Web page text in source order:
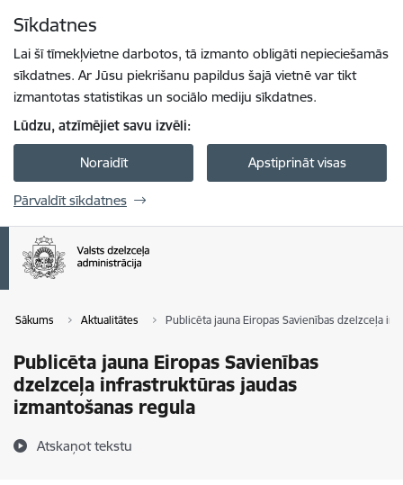
Sīkdatnes
Lai šī tīmekļvietne darbotos, tā izmanto obligāti nepieciešamās
sīkdatnes. Ar Jūsu piekrišanu papildus šajā vietnē var tikt
izmantotas statistikas un sociālo mediju sīkdatnes.
Lūdzu, atzīmējiet savu izvēli:
Noraidīt Apstiprināt visas
Pārvaldīt sīkdatnes
Sākums Aktualitātes Publicēta jauna Eiropas Savienības dzelzceļa
Publicēta jauna Eiropas Savienības
dzelzceļa infrastruktūras jaudas
izmantošanas regula
Atskaņot tekstu